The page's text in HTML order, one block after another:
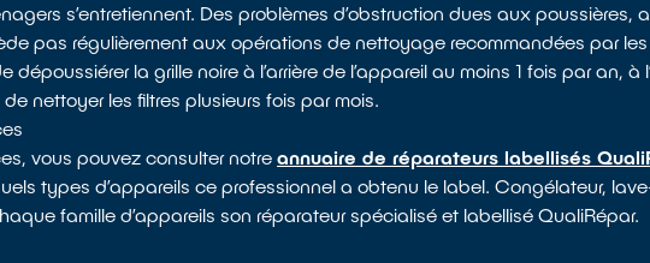
s’entretiennent. Des problèmes d’obstruction dues aux poussières,
pas régulièrement aux opérations de nettoyage recommandées par
la grille noire à l’arrière de l’appareil au moins 1 fois par an, à
nettoyer les filtres plusieurs fois par mois.
vous pouvez consulter notreannuaire de réparateurs labellisés
types d’appareils ce professionnel a obtenu le label. Congélateur,
famille d’appareils son réparateur spécialisé et labellisé QualiRépar.